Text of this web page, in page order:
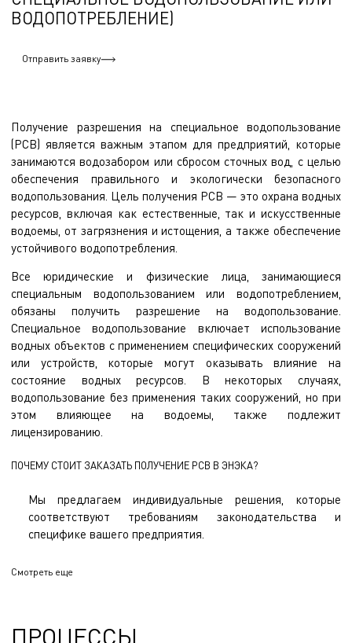
ВОДОПОТРЕБЛЕНИЕ)
Отправить заявку
Получение разрешения на специальное водопользование
(РСВ) является важным этапом для предприятий, которые
занимаются водозабором или сбросом сточных вод, с целью
обеспечения правильного и экологически безопасного
водопользования. Цель получения РСВ — это охрана водных
ресурсов, включая как естественные, так и искусственные
водоемы, от загрязнения и истощения, а также обеспечение
устойчивого водопотребления.
Все юридические и физические лица, занимающиеся
специальным водопользованием или водопотреблением,
обязаны получить разрешение на водопользование.
Специальное водопользование включает использование
водных объектов с применением специфических сооружений
или устройств, которые могут оказывать влияние на
состояние водных ресурсов. В некоторых случаях,
водопользование без применения таких сооружений, но при
этом влияющее на водоемы, также подлежит
лицензированию.
ПОЧЕМУ СТОИТ ЗАКАЗАТЬ ПОЛУЧЕНИЕ РСВ В ЭНЭКА?
Мы предлагаем индивидуальные решения, которые
соответствуют требованиям законодательства и
специфике вашего предприятия.
без навязывания дополнительных услуг.
Мы сопровождаем заказчика на всех этапах процесса и
Смотреть еще
ПРОЦЕССЫ